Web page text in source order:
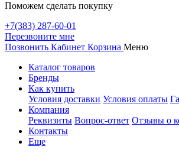
Поможем сделать покупку
+7(383) 287-60-01
Перезвоните мне
Позвонить Кабинет Корзина Меню
Каталог товаров
Бренды
Как купить
Условия доставки Условия оплаты
Компания
Реквизиты Вопрос-ответ Отзывы о
Контакты
Еще